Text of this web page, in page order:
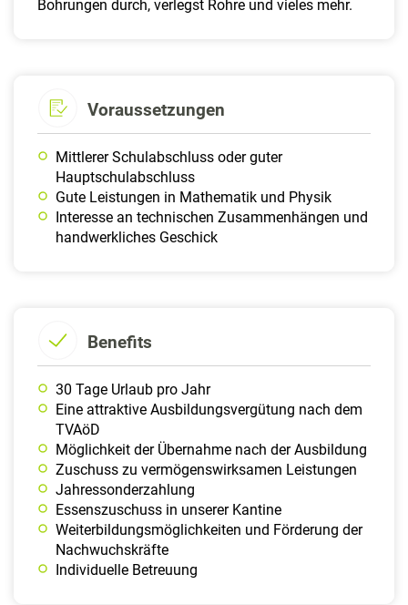
Bohrungen durch, verlegst Rohre und vieles mehr.
Voraussetzungen
Mittlerer Schulabschluss oder guter
Hauptschulabschluss
Gute Leistungen in Mathematik und Physik
Interesse an technischen Zusammenhängen und
handwerkliches Geschick
Benefits
30 Tage Urlaub pro Jahr
Eine attraktive Ausbildungsvergütung nach dem
TVAöD
Möglichkeit der Übernahme nach der Ausbildung
Zuschuss zu vermögenswirksamen Leistungen
Jahressonderzahlung
Essenszuschuss in unserer Kantine
Weiterbildungsmöglichkeiten und Förderung der
Nachwuchskräfte
Individuelle Betreuung